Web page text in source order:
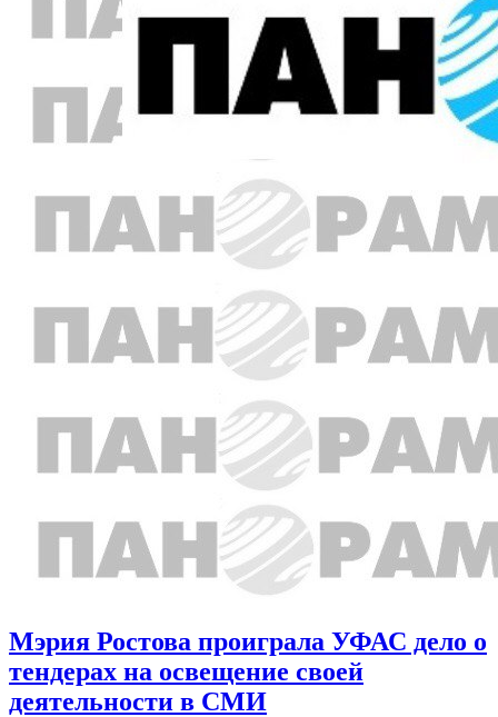
Мэрия Ростова проиграла УФАС дело о
тендерах на освещение своей
деятельности в СМИ